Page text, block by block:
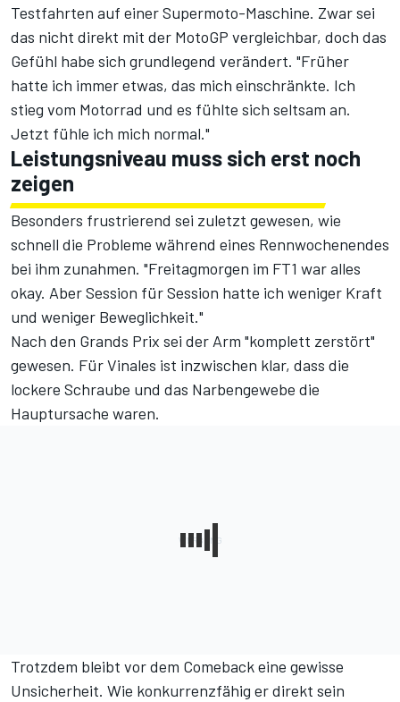
Testfahrten auf einer Supermoto-Maschine. Zwar sei
das nicht direkt mit der MotoGP vergleichbar, doch das
Gefühl habe sich grundlegend verändert. "Früher
hatte ich immer etwas, das mich einschränkte. Ich
stieg vom Motorrad und es fühlte sich seltsam an.
Jetzt fühle ich mich normal."
Leistungsniveau muss sich erst noch
zeigen
Besonders frustrierend sei zuletzt gewesen, wie
schnell die Probleme während eines Rennwochenendes
bei ihm zunahmen. "Freitagmorgen im FT1 war alles
okay. Aber Session für Session hatte ich weniger Kraft
und weniger Beweglichkeit."
Nach den Grands Prix sei der Arm "komplett zerstört"
gewesen. Für Vinales ist inzwischen klar, dass die
lockere Schraube und das Narbengewebe die
Hauptursache waren.
Trotzdem bleibt vor dem Comeback eine gewisse
Unsicherheit. Wie konkurrenzfähig er direkt sein